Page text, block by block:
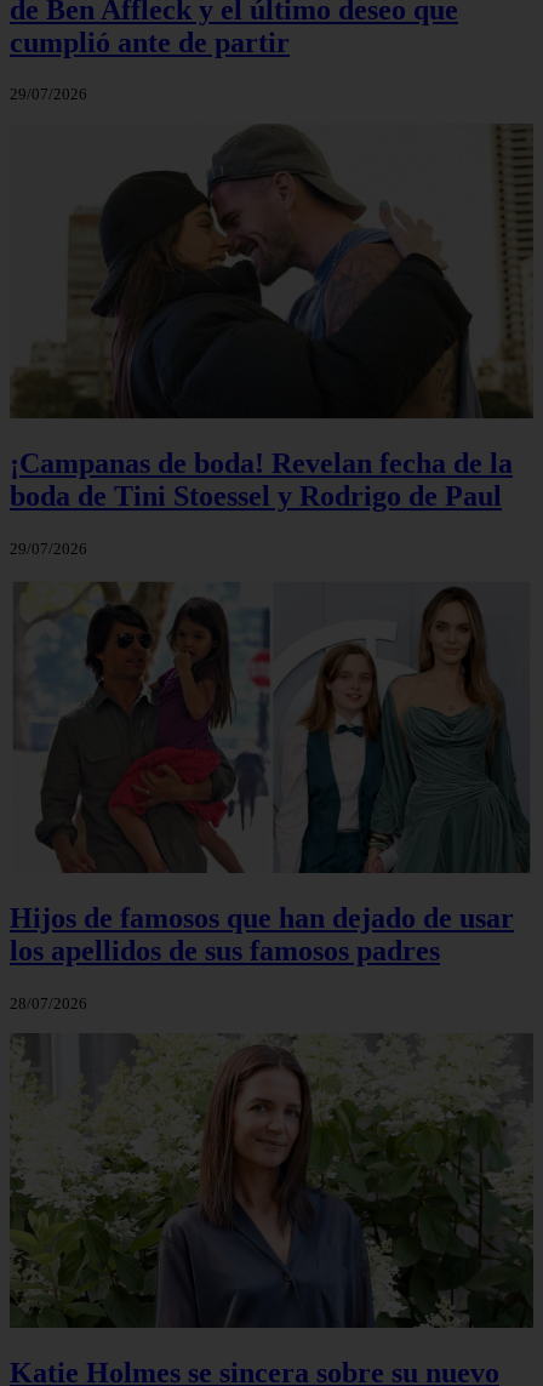
de Ben Affleck y el último deseo que
cumplió ante de partir
29/07/2026
¡Campanas de boda! Revelan fecha de la
boda de Tini Stoessel y Rodrigo de Paul
29/07/2026
Hijos de famosos que han dejado de usar
los apellidos de sus famosos padres
28/07/2026
Katie Holmes se sincera sobre su nuevo